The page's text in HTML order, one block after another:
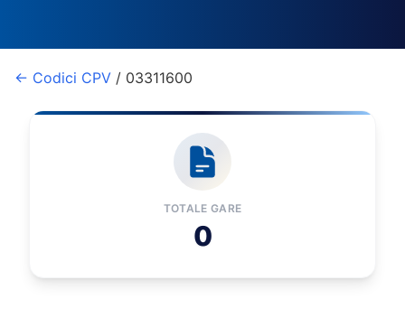
← Codici CPV / 03311600
TOTALE GARE
0